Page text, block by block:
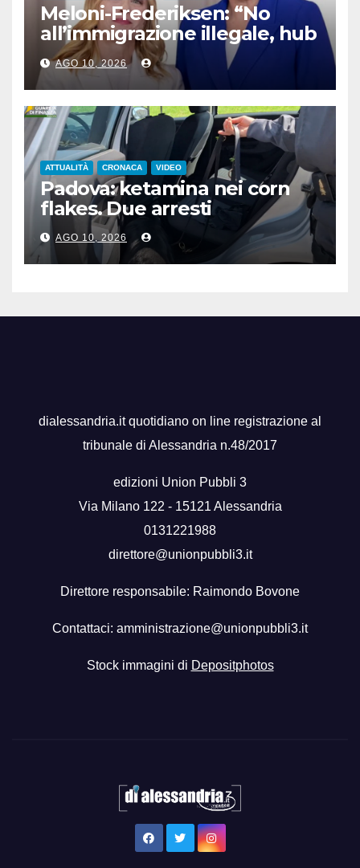
Meloni-Frederiksen: “No
all’immigrazione illegale, hub
di rimpatrio in Paesi terzi”
AGO 10, 2026
ATTUALITÀ CRONACA VIDEO
Padova: ketamina nei corn
flakes. Due arresti
AGO 10, 2026
dialessandria.it quotidiano on line registrazione al
tribunale di Alessandria n.48/2017
edizioni Union Pubbli 3
Via Milano 122 - 15121 Alessandria
0131221988
direttore@unionpubbli3.it
Direttore responsabile: Raimondo Bovone
Contattaci: amministrazione@unionpubbli3.it
Stock immagini di Depositphotos